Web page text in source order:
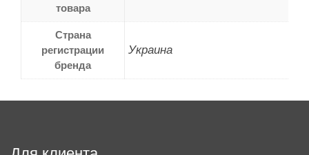
товара
Страна
регистрации
бренда
Украина